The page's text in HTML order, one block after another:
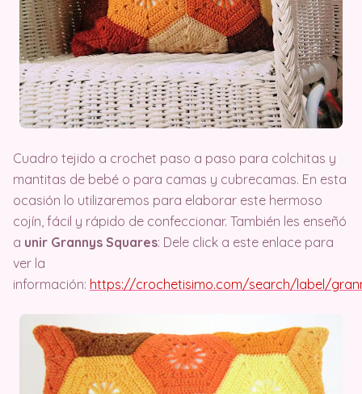
Cuadro tejido a crochet paso a paso para colchitas y
mantitas de bebé o para camas y cubrecamas. En esta
ocasión lo utilizaremos para elaborar este hermoso
cojín, fácil y rápido de confeccionar. También les enseñó
a unir Grannys Squares: Dele click a este enlace para
ver la
información: https://crochetisimo.com/search/label/